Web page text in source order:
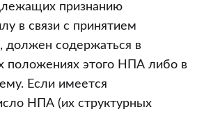
признанию
в связи с принятием
должен содержаться в
положениях этого НПА либо в
Если имеется
НПА (их структурных